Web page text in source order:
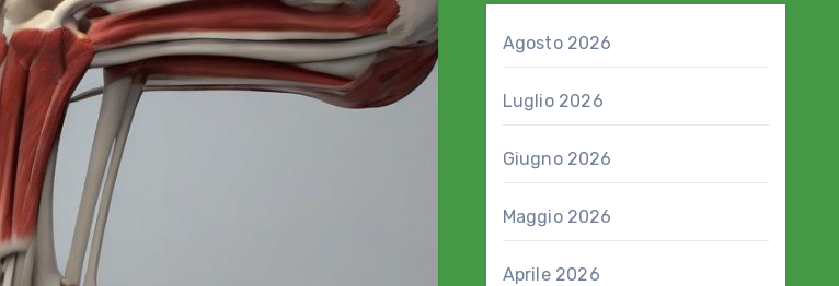
Agosto 2026
Luglio 2026
Giugno 2026
Maggio 2026
Aprile 2026